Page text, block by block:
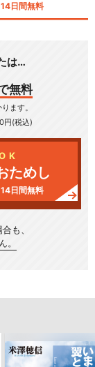
日間無料
は…
無料
ます。
円(税込)
ためし
日間無料
も、
。